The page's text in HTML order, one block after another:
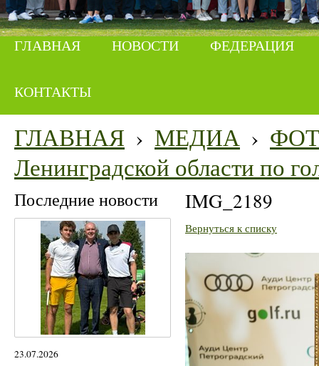
ГЛАВНАЯ НОВОСТИ ФЕДЕРАЦИЯ
КОНТАКТЫ
ГЛАВНАЯ › МЕДИА ›
Ленинградской области по
Последние новости
23.07.2026
IMG_2189
Вернуться к списку